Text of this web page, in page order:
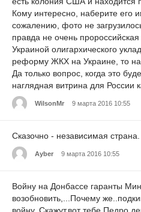
Кому интересно, наберите его
сожалению, фото не
правда не очень
Украиной олигархического
реформу ЖКХ на Украине, то
Да только вопрос, когда это
наглядная витрина для России
WilsonMr 9 марта 2016 10:55
Сказочно - независимая страна.
Ayber 9 марта 2016 10:55
Войну на Донбассе гаранты
возобновить,...Почему
войну..Скажут,вот тебе Педро